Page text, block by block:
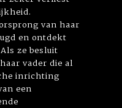
van haar
en ontdekt
ze besluit
vader die al
inrichting
een